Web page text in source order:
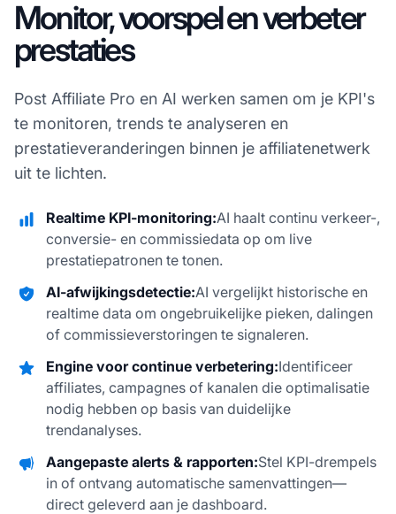
Monitor, voorspel en verbeter
prestaties
Post Affiliate Pro en AI werken samen om je KPI's
te monitoren, trends te analyseren en
prestatieveranderingen binnen je affiliatenetwerk
uit te lichten.
Realtime KPI-monitoring:AI haalt continu verkeer-,
conversie- en commissiedata op om live
prestatiepatronen te tonen.
AI-afwijkingsdetectie:AI vergelijkt historische en
realtime data om ongebruikelijke pieken, dalingen
of commissieverstoringen te signaleren.
Engine voor continue verbetering:Identificeer
affiliates, campagnes of kanalen die optimalisatie
nodig hebben op basis van duidelijke
trendanalyses.
Aangepaste alerts & rapporten:Stel KPI-drempels
in of ontvang automatische samenvattingen—
direct geleverd aan je dashboard.